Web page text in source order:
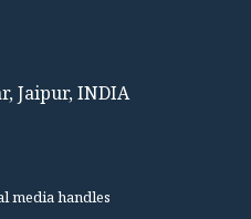
Jaipur, INDIA
media handles